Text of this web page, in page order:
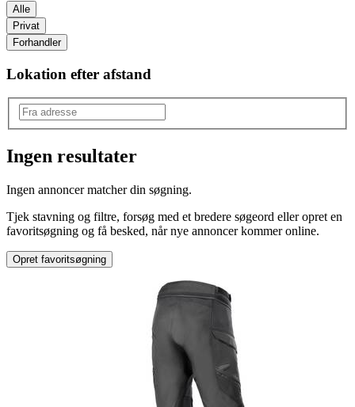
Alle
Privat
Forhandler
Lokation efter afstand
MC beklædning
Ingen resultater
Ingen annoncer matcher din søgning.
Tjek stavning og filtre, forsøg med et bredere søgeord eller opret en
favoritsøgning og få besked, når nye annoncer kommer online.
Opret favoritsøgning